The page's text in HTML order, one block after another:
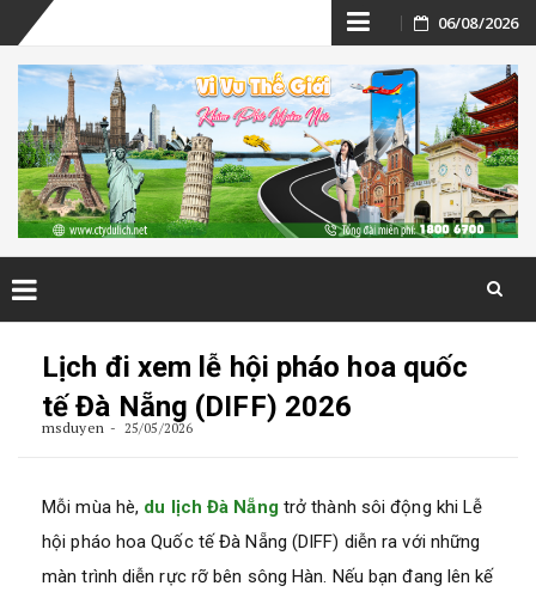
Skip
to
content
06/08/2026
Lịch đi xem lễ hội pháo hoa quốc
tế Đà Nẵng (DIFF) 2026
msduyen 25/05/2026
Mỗi mùa hè, du lịch Đà Nẵng trở thành sôi động khi Lễ
hội pháo hoa Quốc tế Đà Nẵng (DIFF) diễn ra với những
màn trình diễn rực rỡ bên sông Hàn. Nếu bạn đang lên kế